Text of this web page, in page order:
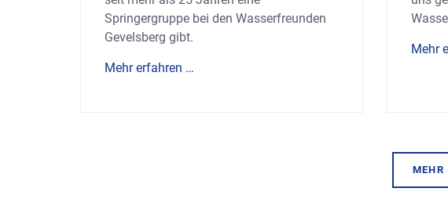
Springergruppe bei den Wasserfreunden
Gevelsberg gibt.
Mehr erfahren …
Mehr
MEHR